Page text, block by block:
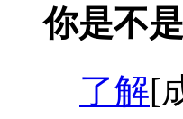
你是不
了解[